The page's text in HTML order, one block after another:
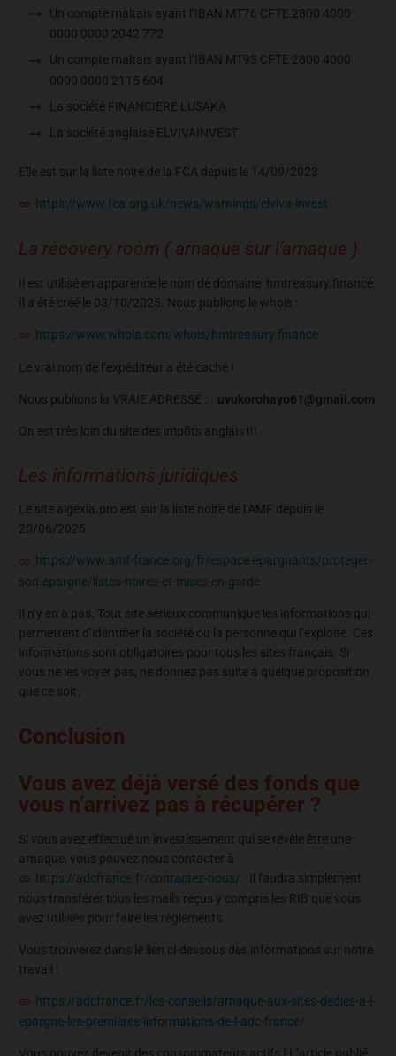
Un compte maltais ayant l’IBAN MT76 CFTE 2800 4000
0000 0000 2042 772
Un compte maltais ayant l’IBAN MT93 CFTE 2800 4000
0000 0000 2115 604
La société FINANCIERE LUSAKA
La société anglaise ELVIVAINVEST
Elle est sur la liste noire de la FCA depuis le 14/09/2023
https://www.fca.org.uk/news/warnings/elviva-invest
La recovery room ( arnaque sur l’arnaque )
Il est utilisé en apparence le nom de domaine hmtreasury.finance.
Il a été créé le 03/10/2025. Nous publions le whois :
https://www.whois.com/whois/hmtreasury.finance
Le vrai nom de l’expéditeur a été caché !
Nous publions la VRAIE ADRESSE : uvukorohayo61@gmail.com
On est très loin du site des impôts anglais !!!
Les informations juridiques
Le site algexia.pro est sur la liste noire de l’AMF depuis le
20/06/2025
https://www.amf-france.org/fr/espace-epargnants/proteger-
son-epargne/listes-noires-et-mises-en-garde
Il n’y en a pas. Tout site sérieux communique les informations qui
permettent d’identifier la société ou la personne qui l’exploite. Ces
informations sont obligatoires pour tous les sites français. Si
vous ne les voyer pas, ne donnez pas suite à quelque proposition
que ce soit.
Conclusion
Vous avez déjà versé des fonds que
vous n’arrivez pas à récupérer ?
Si vous avez effectué un investissement qui se révèle être une
arnaque, vous pouvez nous contacter à
https://adcfrance.fr/contactez-nous/ . Il faudra simplement
nous transférer tous les mails reçus y compris les RIB que vous
avez utilisés pour faire les règlements.
Vous trouverez dans le lien ci-dessous des informations sur notre
travail :
https://adcfrance.fr/les-conseils/arnaque-aux-sites-dedies-a-l-
epargne-les-premieres-informations-de-l-adc-france/